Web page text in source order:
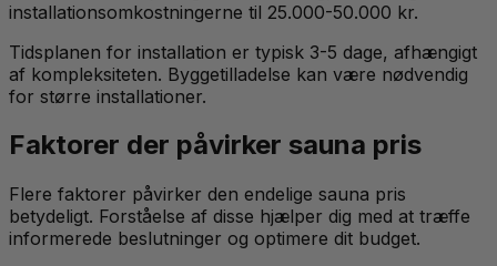
installationsomkostningerne til 25.000-50.000 kr.
Tidsplanen for installation er typisk 3-5 dage, afhængigt
af kompleksiteten. Byggetilladelse kan være nødvendig
for større installationer.
Faktorer der påvirker sauna pris
Flere faktorer påvirker den endelige sauna pris
betydeligt. Forståelse af disse hjælper dig med at træffe
informerede beslutninger og optimere dit budget.